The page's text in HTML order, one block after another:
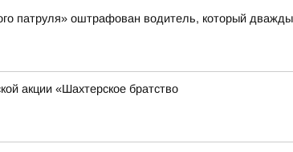
патруля» оштрафован водитель, который
акции «Шахтерское братство